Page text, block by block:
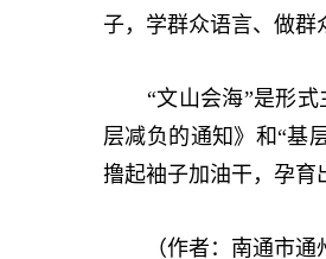
子，学群众语言、做群
“文山会海”是形式
层减负的通知》和“基
撸起袖子加油干，孕育
（作者：南通市通州